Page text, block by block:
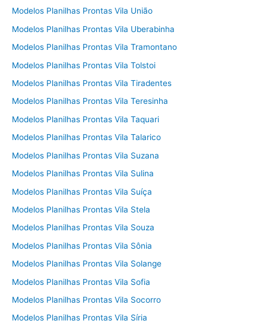
Modelos Planilhas Prontas Vila União
Modelos Planilhas Prontas Vila Uberabinha
Modelos Planilhas Prontas Vila Tramontano
Modelos Planilhas Prontas Vila Tolstoi
Modelos Planilhas Prontas Vila Tiradentes
Modelos Planilhas Prontas Vila Teresinha
Modelos Planilhas Prontas Vila Taquari
Modelos Planilhas Prontas Vila Talarico
Modelos Planilhas Prontas Vila Suzana
Modelos Planilhas Prontas Vila Sulina
Modelos Planilhas Prontas Vila Suíça
Modelos Planilhas Prontas Vila Stela
Modelos Planilhas Prontas Vila Souza
Modelos Planilhas Prontas Vila Sônia
Modelos Planilhas Prontas Vila Solange
Modelos Planilhas Prontas Vila Sofia
Modelos Planilhas Prontas Vila Socorro
Modelos Planilhas Prontas Vila Síria